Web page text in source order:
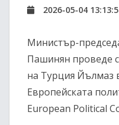
2026-05-04
Министър-
Пашинян проведе
на Турция Йълмаз
Европейската
European Political